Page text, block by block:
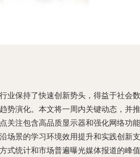
业保持了快速创新势头，得益于社会数
势演化。本文将一周内关键动态，并推
关注包含高品质显示器和强化网络功能
场景的学习环境效用提升和实践创新支
式统计和市场普遍曝光媒体报道的峰值